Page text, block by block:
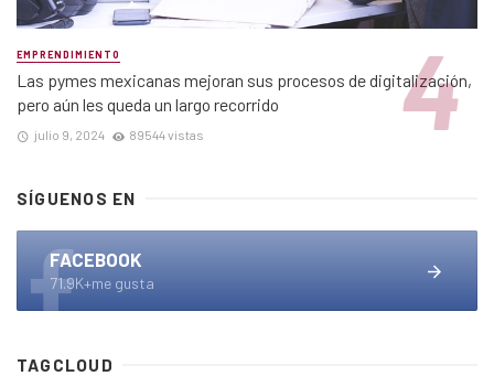
EMPRENDIMIENTO
Las pymes mexicanas mejoran sus procesos de digitalización,
pero aún les queda un largo recorrido
julio 9, 2024 89544 vistas
SÍGUENOS EN
FACEBOOK
71.9K+me gusta
TAGCLOUD